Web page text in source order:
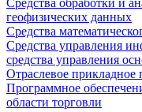
Средства обработки и
геофизических данных
Средства
Средства управления
средства управления
Отраслевое прикладное
Программное
области торговли